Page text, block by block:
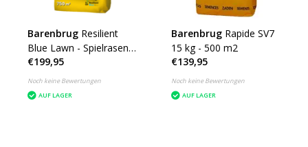
Barenbrug Resilient
Blue Lawn - Spielrasen -
15 kg - 750 m²
€199,95
Noch keine Bewertungen
AUF LAGER
Barenbrug Rapide SV7
15 kg - 500 m2
€139,95
Noch keine Bewertungen
AUF LAGER